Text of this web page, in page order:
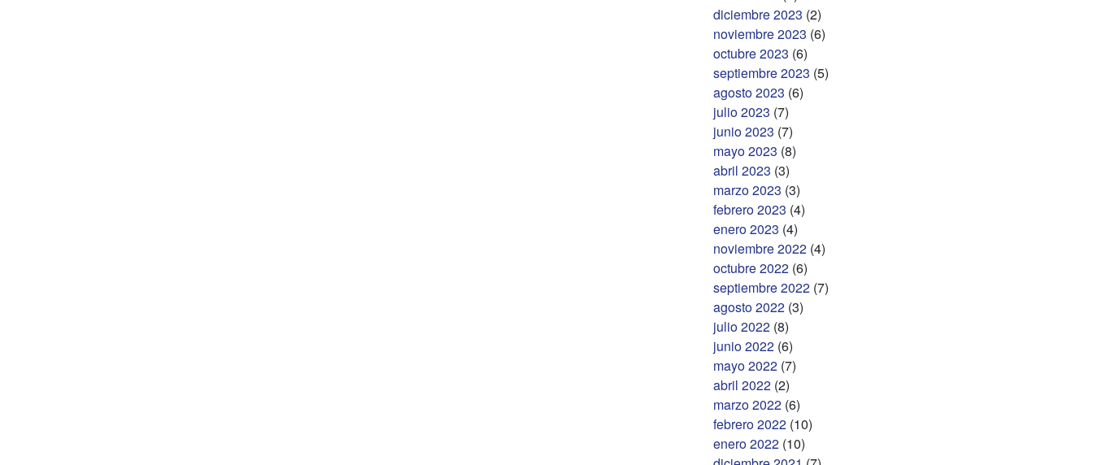
diciembre 2023 (2)
noviembre 2023 (6)
octubre 2023 (6)
septiembre 2023 (5)
agosto 2023 (6)
julio 2023 (7)
junio 2023 (7)
mayo 2023 (8)
abril 2023 (3)
marzo 2023 (3)
febrero 2023 (4)
enero 2023 (4)
noviembre 2022 (4)
octubre 2022 (6)
septiembre 2022 (7)
agosto 2022 (3)
julio 2022 (8)
junio 2022 (6)
mayo 2022 (7)
abril 2022 (2)
marzo 2022 (6)
febrero 2022 (10)
enero 2022 (10)